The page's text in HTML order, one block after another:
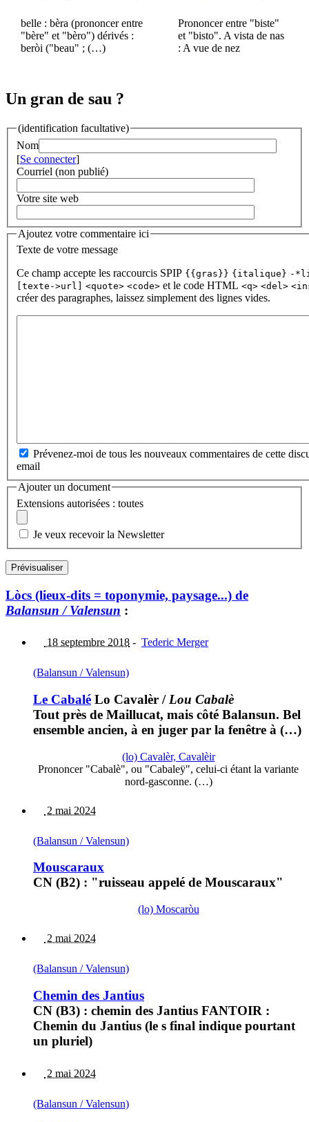
belle : bèra (prononcer entre
"bère" et "bèro") dérivés :
beròi ("beau" ; (…)
Prononcer entre "biste"
et "bisto". A vista de nas
: A vue de nez
Un gran de sau ?
(identification facultative)
Nom
[Se connecter]
Courriel (non publié)
Votre site web
Ajoutez votre commentaire ici
Texte de votre message
Ce champ accepte les raccourcis SPIP {{gras}} {italique} -
[texte->url]
<quote> <code> et le code HTML <q> <del>
créer des paragraphes, laissez simplement des lignes vides.
Prévenez-moi de tous les nouveaux commentaires de cette
email
Ajouter un document
Extensions autorisées : toutes
Je veux recevoir la Newsletter
Lòcs (lieux-dits = toponymie, paysage...) de
Balansun / Valensun :
18 septembre 2018 - Tederic Merger
(Balansun / Valensun)
Le Cabalé Lo Cavalèr / Lou Cabalè
Tout près de Maillucat, mais côté Balansun. Bel
ensemble ancien, à en juger par la fenêtre à (…)
(lo) Cavalèr, Cavalèir
Prononcer "Cabalè", ou "Cabaleÿ", celui-ci étant la variante
nord-gasconne. (…)
2 mai 2024
(Balansun / Valensun)
Mouscaraux
CN (B2) : "ruisseau appelé de Mouscaraux"
(lo) Moscaròu
2 mai 2024
(Balansun / Valensun)
Chemin des Jantius
CN (B3) : chemin des Jantius FANTOIR :
Chemin du Jantius (le s final indique pourtant
un pluriel)
2 mai 2024
(Balansun / Valensun)